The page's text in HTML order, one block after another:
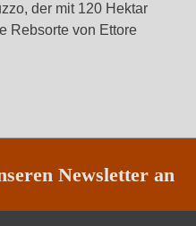
der mit 120 Hektar
Rebsorte von Ettore
Newsletter an